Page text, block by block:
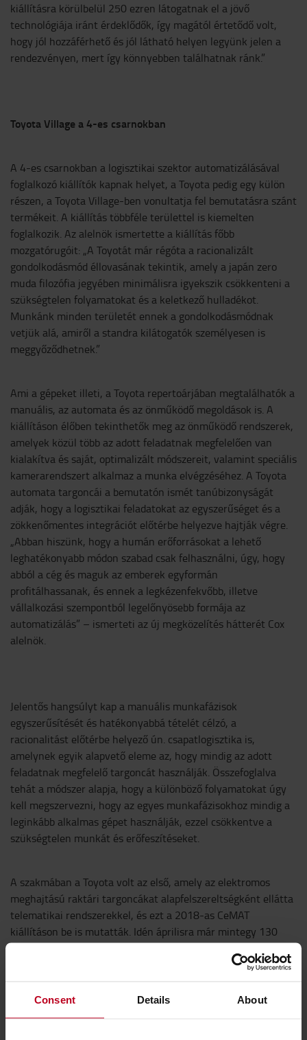
Consent Details About
kiállításra körülbelül 250 ezren látogatnak el a jövő
technológiája iránt érdeklődők, így magától értetődő volt,
hogy jól hozzáférhető és jól látható helyen legyünk jelen a
rendezvényen, mert így könnyebben találhatnak ránk.”
Toyota Village a 4-es csarnokban
A 4-es csarnokban a logisztikai szektor automatizálásával
foglalkozó kiállítók kapnak helyet, a Toyota pedig egy külön
részen, a Toyota Village-ben vonultatja fel bemutatásra szánt
termékeit. A kiállítás többféle területtel is kiemelten
foglalkozik. Az alelnök ismertette a kiállítás főbb
mozgatórugóit: „A Toyotát már régóta a racionalizált
gondolkodásmód éllovasának tekintik, amely a japán zero
muda filozófia jegyében minimálisra igyekszik csökkenteni a
szükségtelen folyamatokat és a keletkező hulladékot.
Munkánk minden területét ennek a gondolkodásmódnak
vetjük alá, amiről a standra kilátogatók személyesen is
meggyőződhetnek.”
Ami a gépeket illeti, a Toyota repertoárjában megtalálhatók a
manuális, az automata és az önműködő megoldások is. A
kiállításon élőben tekinthetők meg az önműködő rendszerek,
amelyek közül több az adott feladatnak megfelelően van
kialakítva és saját, optimalizált módszereit, valamint speciális
kamerarendszert alkalmaz a munka elvégzéséhez. A Toyota
automata targoncái a bemutatón ismét tanúbizonyságát
adják, hogy a logisztikai feladatokat az egyszerűséget és a
zökkenőmentes integrációt előtérbe helyezve hajtják végre.
„Abban hiszünk, hogy a humán erőforrásokat a lehető
leghatékonyabb módon szabad csak felhasználni, úgy, hogy
abból a cég és maguk az emberek egyformán
profitálhassanak, és ennek a legkézenfekvőbb, illetve
vállalkozási szempontból legelőnyösebb formája az
automatizálás” – ismerteti az új megközelítés hátterét Cox
alelnök.
Jelentős hangsúlyt kap a manuális munkafázisok
egyszerűsítését és hatékonyabbá tételét célzó, a
racionalitást előtérbe helyező ún. csapatlogisztika is,
amelynek egyik alapvető eleme az, hogy mindig az adott
feladatnak megfelelő targoncát használják. Összefoglalva
tehát a módszer alapja, hogy a különböző folyamatokat úgy
kell megszervezni, hogy az egyes munkafázisokhoz mindig a
leginkább alkalmas gépet használják, ezzel csökkentve a
szükségtelen munkát és erőfeszítéseket.
A szakmában a Toyota volt az első, amely az elektromos
meghajtású raktári targoncákat alapfelszereltségként ellátta
telematikai rendszerekkel, és ezt a 2018-as CeMAT
kiállításon be is mutatták. Idén áprilisra már mintegy 130
000, hálózatba csatlakoztatott járművet használnak
világszerte. A 2020-as HMI kiállításon külön helyet
előnyeinek bemutatására, amelyek között mindenképpen
kiemelendő a prediktív és kibővített szerviz, illetve az, hogy a